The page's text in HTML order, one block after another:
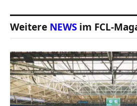
Weitere NEWS im FCL-